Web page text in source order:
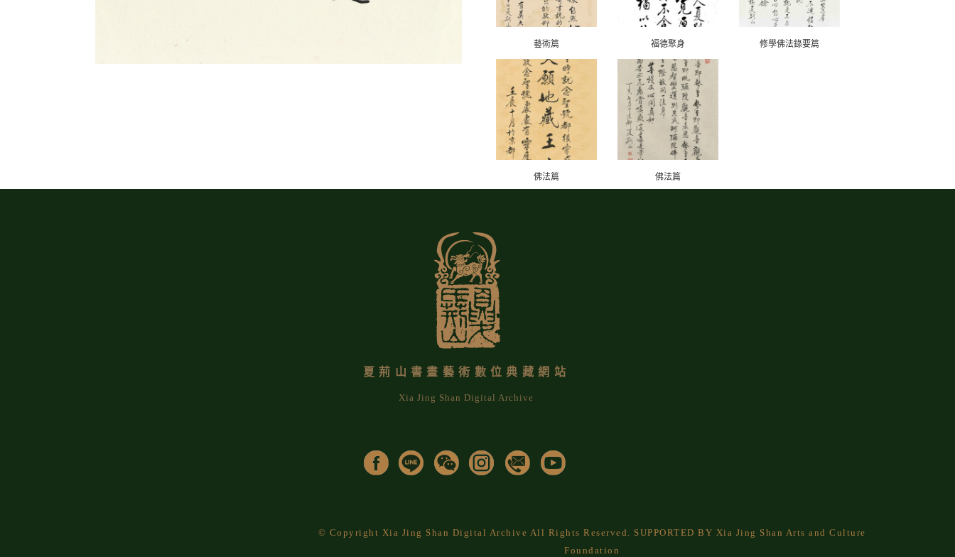
藝術篇 福德聚身 修學佛法錄要篇
佛法篇 佛法篇
夏荊山書畫藝術數位典藏網站
Xia Jing Shan Digital Archive
© Copyright Xia Jing Shan Digital Archive All Rights Reserved. SUPPORTED BY Xia Jing Shan Arts and Culture
Foundation